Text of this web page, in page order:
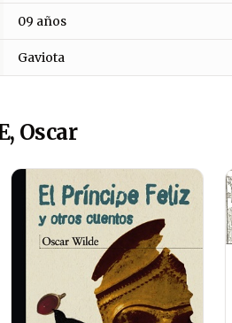
09 años
Gaviota
Oscar